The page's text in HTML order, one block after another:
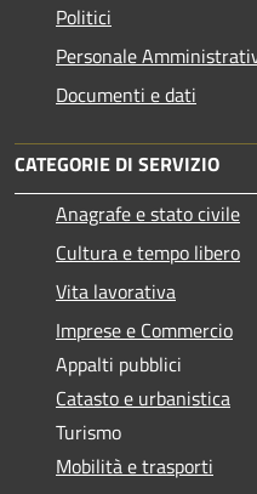
Politici
Personale
Documenti e dati
CATEGORIE DI SERVIZIO
Anagrafe e stato civile
Cultura e tempo libero
Vita lavorativa
Imprese e Commercio
Appalti pubblici
Catasto e urbanistica
Turismo
Mobilità e trasporti